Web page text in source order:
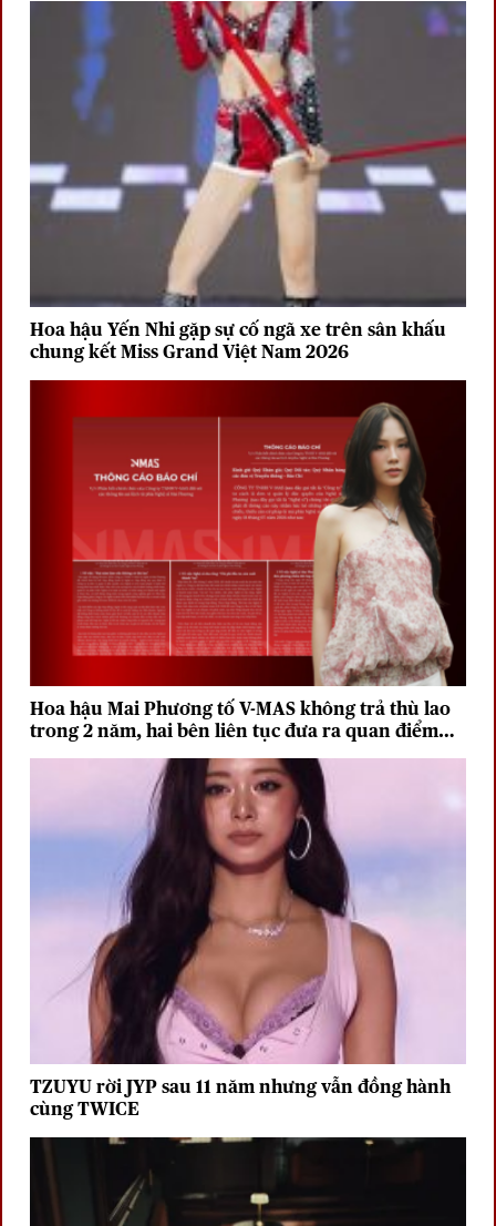
Hoa hậu Yến Nhi gặp sự cố ngã xe trên sân khấu
chung kết Miss Grand Việt Nam 2026
Hoa hậu Mai Phương tố V-MAS không trả thù lao
trong 2 năm, hai bên liên tục đưa ra quan điểm
trái chiều
TZUYU rời JYP sau 11 năm nhưng vẫn đồng hành
cùng TWICE